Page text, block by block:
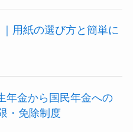
用紙の選び方と簡単に
年金から国民年金への
・免除制度